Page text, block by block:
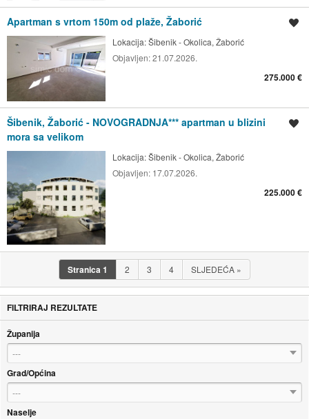
Apartman s vrtom 150m od plaže, Žaborić
Lokacija:Šibenik - Okolica, Žaborić
Objavljen:21.07.2026.
275.000 €
Šibenik, Žaborić - NOVOGRADNJA*** apartman u blizini
mora sa velikom
Lokacija:Šibenik - Okolica, Žaborić
Objavljen: 17.07.2026.
225.000 €
Stranica1 2 3 4 SLJEDEĆA »
FILTRIRAJ REZULTATE
Županija
---
Grad/Općina
---
Naselje